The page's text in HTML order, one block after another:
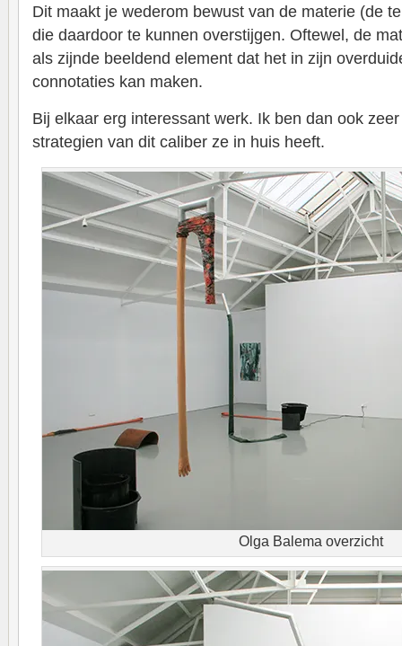
Dit maakt je wederom bewust van de materie (de
die daardoor te kunnen overstijgen. Oftewel, de
als zijnde beeldend element dat het in zijn
connotaties kan maken.
Bij elkaar erg interessant werk. Ik ben dan ook
strategien van dit caliber ze in huis heeft.
Olga Balema overzicht